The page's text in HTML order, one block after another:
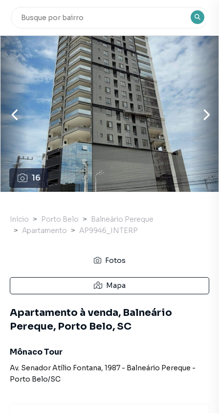
16
Início Porto Belo
Balneário Pereque
Apartamento
AP9946_INTERP
Fotos
Mapa
Apartamento à venda, Balneário
Pereque, Porto Belo, SC
Mônaco Tour
Av. Senador Atílio Fontana, 1987 - Balneário Pereque -
Porto Belo/SC